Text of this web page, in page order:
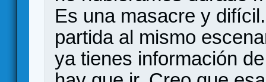
Es una masacre y
partida al mismo
ya tienes información